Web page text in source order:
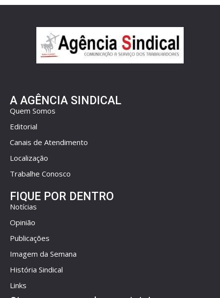
A AGÊNCIA SINDICAL
Quem Somos
Editorial
Canais de Atendimento
Localização
Trabalhe Conosco
FIQUE POR DENTRO
Notícias
Opinião
Publicações
Imagem da Semana
História Sindical
Links